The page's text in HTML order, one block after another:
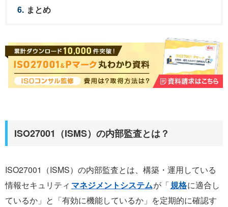
まとめ
ISO27001（ISMS）の内部監査とは？
ISO27001（ISMS）の内部監査とは、構築・運用している
情報セキュリティ マネジメントシステムが「規格に適合し
ているか」と「有効に機能しているか」を定期的に確認す